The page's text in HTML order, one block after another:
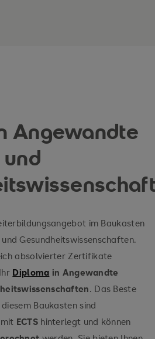
Angewandte
im Baukasten
Gesundheitswissenschaften.
absolvierter Zertifikate
Diploma in Angewandte
. Das Beste
Baukasten sind
ECTS hinterlegt und können